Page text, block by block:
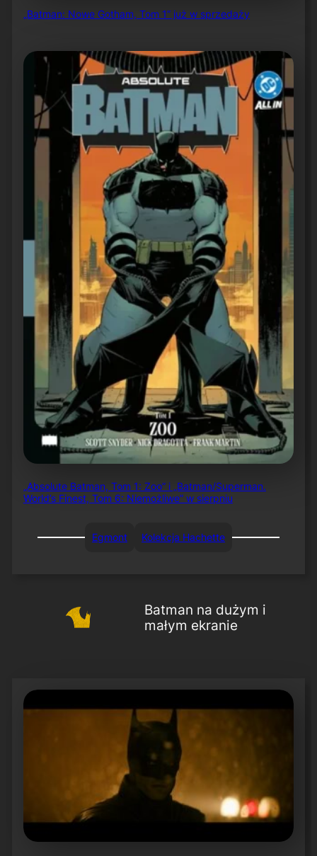
„Batman: Nowe Gotham, Tom 1” już w sprzedaży
„Absolute Batman, Tom 1: Zoo” i „Batman/Superman.
World’s Finest, Tom 6: Niemożliwe” w sierpniu
Egmont Kolekcja Hachette
Batman na dużym i
małym ekranie